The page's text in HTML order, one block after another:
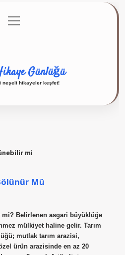
Politikası
menüyü
aç
Günlüğü
neşeli hikayeler keşfet!
mi
Mü
Belirlenen asgari büyüklüğe
mülkiyet haline gelir. Tarım
mutlak tarım arazisi,
ürün arazisinde en az 20